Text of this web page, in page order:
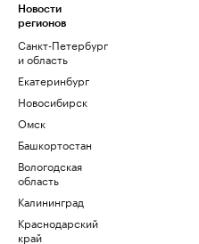
Новости
регионов
Санкт-Петербург
и область
Екатеринбург
Новосибирск
Омск
Башкортостан
Вологодская
область
Калининград
Краснодарский
край